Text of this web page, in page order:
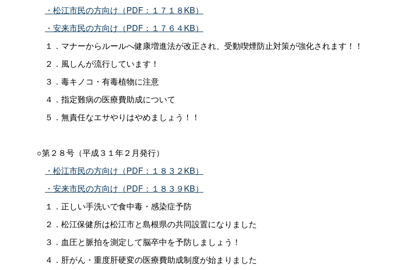
・松江市民の方向け（PDF：１７１８KB）
・安来市民の方向け（PDF：１７６４KB）
１．マナーからルールへ健康増進法が改正され、受動喫煙防止対策が強化されます！！
２．風しんが流行しています！
３．毒キノコ・有毒植物に注意
４．指定難病の医療費助成について
５．無責任なエサやりはやめましょう！！
○第２８号（平成３１年２月発行）
・松江市民の方向け（PDF：１８３２KB）
・安来市民の方向け（PDF：１８３９KB）
１．正しい手洗いで食中毒・感染症予防
２．松江保健所は松江市と島根県の共同設置になりました
３．血圧と脈拍を測定して脳卒中を予防しましょう！
４．肝がん・重度肝硬変の医療費助成制度が始まりました